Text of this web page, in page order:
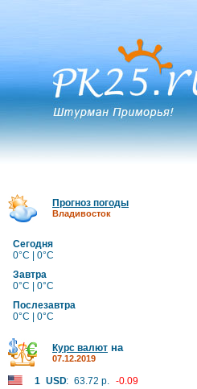
Прогноз погоды
Владивосток
Сегодня
0°C | 0°C
Завтра
0°C | 0°C
Послезавтра
0°C | 0°C
Курс валют на
07.12.2019
1 USD: 63.72 р. -0.09